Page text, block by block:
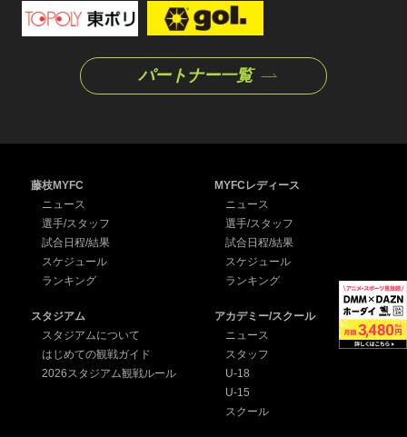
パートナー一覧
藤枝MYFC
ニュース
選手/スタッフ
試合日程/結果
スケジュール
ランキング
MYFCレディース
ニュース
選手/スタッフ
試合日程/結果
スケジュール
ランキング
スタジアム
スタジアムについて
はじめての観戦ガイド
2026スタジアム観戦ルール
アカデミー/スクール
ニュース
スタッフ
U-18
U-15
スクール